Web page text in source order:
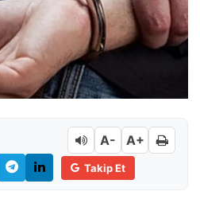
A- A+
Takip Et